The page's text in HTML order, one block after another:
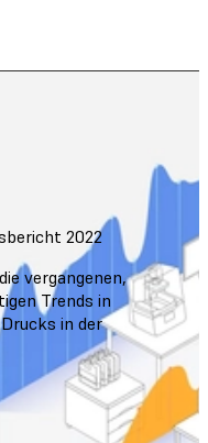
2022
vergangenen,
Trends in
in der